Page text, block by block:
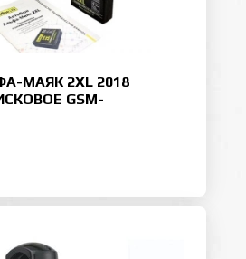
МАЯК 2XL 2018
GSM-